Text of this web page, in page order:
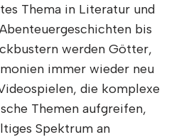
Thema in Literatur und
bis
werden Götter,
immer wieder neu
die komplexe
Themen aufgreifen,
Spektrum an